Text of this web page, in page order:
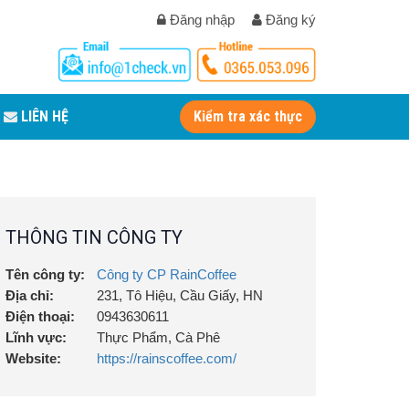
Đăng nhập Đăng ký
LIÊN HỆ Kiểm tra xác thực
THÔNG TIN CÔNG TY
Tên công ty:
Công ty CP RainCoffee
Địa chỉ:
231, Tô Hiệu, Cầu Giấy, HN
Điện thoại:
0943630611
Lĩnh vực:
Thực Phẩm, Cà Phê
Website:
https://rainscoffee.com/